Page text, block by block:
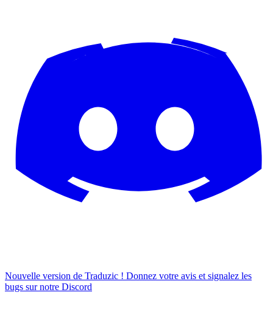
Nouvelle version de Traduzic ! Donnez votre avis et signalez les
bugs sur notre Discord